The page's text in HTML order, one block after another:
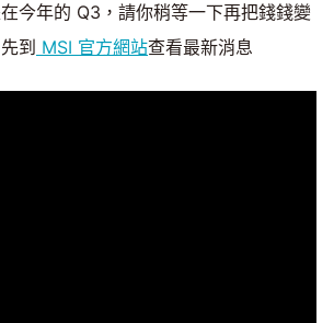
今年的 Q3，請你稍等一下再把錢錢變
到 MSI 官方網站查看最新消息